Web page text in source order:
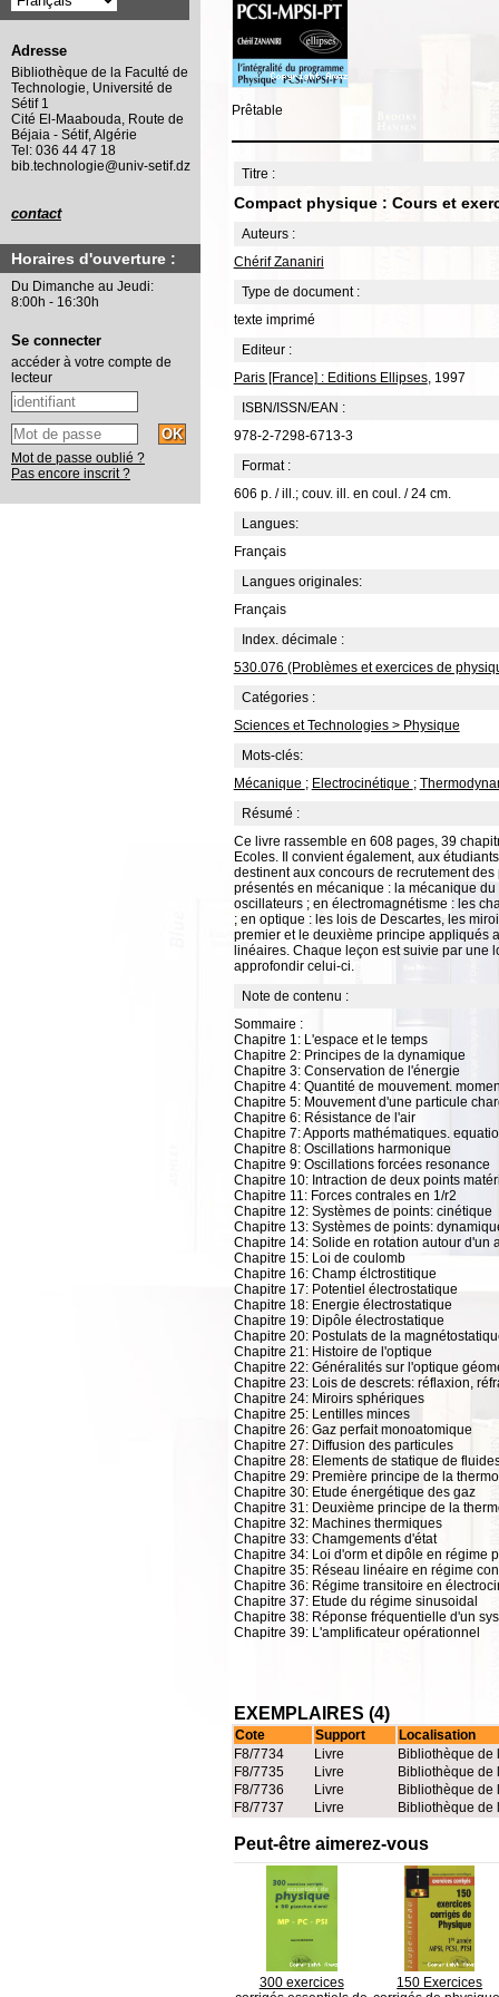
Prêtable
Titre :
Compact physique : Cours et
Auteurs :
Chérif Zananiri
Type de document :
texte imprimé
Editeur :
Paris [France] : Editions Ellipses, 1997
ISBN/ISSN/EAN :
978-2-7298-6713-3
Format :
606 p. / ill.; couv. ill. en coul. / 24 cm.
Langues:
Français
Langues originales:
Français
Index. décimale :
530.076 (Problèmes et exercices de
Catégories :
Sciences et Technologies > Physique
Mots-clés:
Mécanique ; Electrocinétique ;
Résumé :
Ce livre rassemble en 608 pages, 39
Ecoles. Il convient également, aux
destinent aux concours de recrutement
présentés en mécanique : la mécanique
oscillateurs ; en électromagnétisme : les
; en optique : les lois de Descartes, les
premier et le deuxième principe appliqués
linéaires. Chaque leçon est suivie par une
approfondir celui-ci.
Note de contenu :
Sommaire :
Chapitre 1: L'espace et le temps
Chapitre 2: Principes de la dynamique
Chapitre 3: Conservation de l'énergie
Chapitre 4: Quantité de mouvement.
Chapitre 5: Mouvement d'une particule
Chapitre 6: Résistance de l'air
Chapitre 7: Apports mathématiques.
Chapitre 8: Oscillations harmonique
Chapitre 9: Oscillations forcées resonance
Chapitre 10: Intraction de deux points
Chapitre 11: Forces contrales en 1/r2
Chapitre 12: Systèmes de points: cinétique
Chapitre 13: Systèmes de points:
Chapitre 14: Solide en rotation autour d'un
Chapitre 15: Loi de coulomb
Chapitre 16: Champ élctrostitique
Chapitre 17: Potentiel électrostatique
Chapitre 18: Energie électrostatique
Chapitre 19: Dipôle électrostatique
Chapitre 20: Postulats de la
Chapitre 21: Histoire de l'optique
Chapitre 22: Généralités sur l'optique
Chapitre 23: Lois de descrets: réflaxion,
Chapitre 24: Miroirs sphériques
Chapitre 25: Lentilles minces
Chapitre 26: Gaz perfait monoatomique
Chapitre 27: Diffusion des particules
Chapitre 28: Elements de statique de
Chapitre 29: Première principe de la
Chapitre 30: Etude énergétique des gaz
Chapitre 31: Deuxième principe de la
Chapitre 32: Machines thermiques
Chapitre 33: Chamgements d'état
Chapitre 34: Loi d'orm et dipôle en régime
Chapitre 35: Réseau linéaire en régime
Chapitre 36: Régime transitoire en
Chapitre 37: Etude du régime sinusoidal
Chapitre 38: Réponse fréquentielle d'un
Chapitre 39: L'amplificateur opérationnel
EXEMPLAIRES (4)
Cote Support
Localisation
F8/7734
Livre
Bibliothèque de
F8/7735
Livre
Bibliothèque de
F8/7736
Livre
Bibliothèque de
F8/7737
Livre Bibliothèque de
Peut-être aimerez-vous
300 exercices
150 Exercices
Adresse
Bibliothèque de la Faculté de
Technologie, Université de
Sétif 1
Cité El-Maabouda, Route de
Béjaia - Sétif, Algérie
Tel: 036 44 47 18
bib.technologie@univ-setif.dz
contact
Horaires d'ouverture :
Du Dimanche au Jeudi:
8:00h - 16:30h
Se connecter
accéder à votre compte de
lecteur
Mot de passe oublié ?
Pas encore inscrit ?